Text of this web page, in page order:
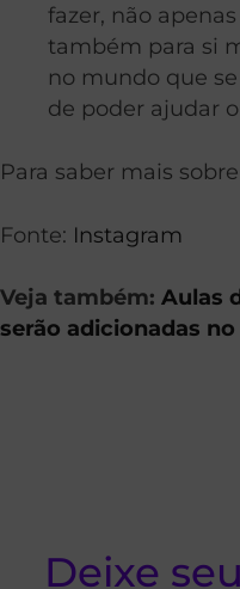
fazer, não
também para si
no mundo que
de poder ajudar
Para saber mais
Fonte: Instagram
Veja também: Aulas
serão adicionadas
Deixe